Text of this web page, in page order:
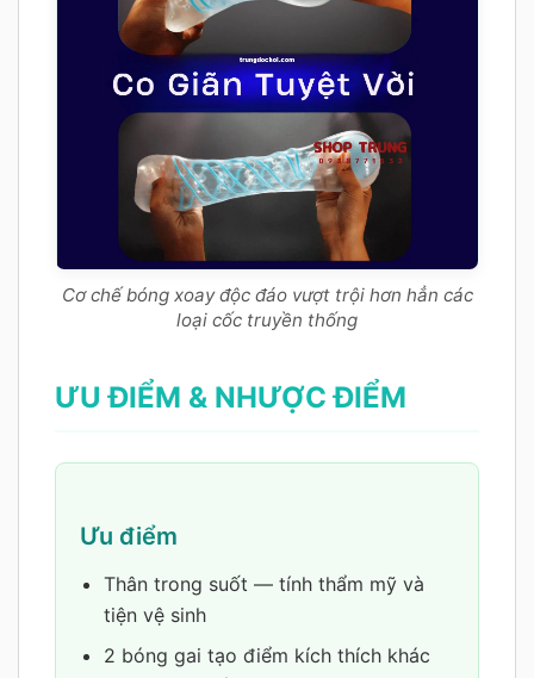
Cơ chế bóng xoay độc đáo vượt trội hơn hẳn các
loại cốc truyền thống
ƯU ĐIỂM & NHƯỢC ĐIỂM
Ưu điểm
Thân trong suốt — tính thẩm mỹ và
tiện vệ sinh
2 bóng gai tạo điểm kích thích khác